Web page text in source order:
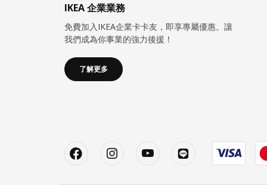
IKEA 企業業務
免費加入IKEA企業卡卡友，即享專屬優惠。讓
我們成為你事業的強力後援！
了解更多